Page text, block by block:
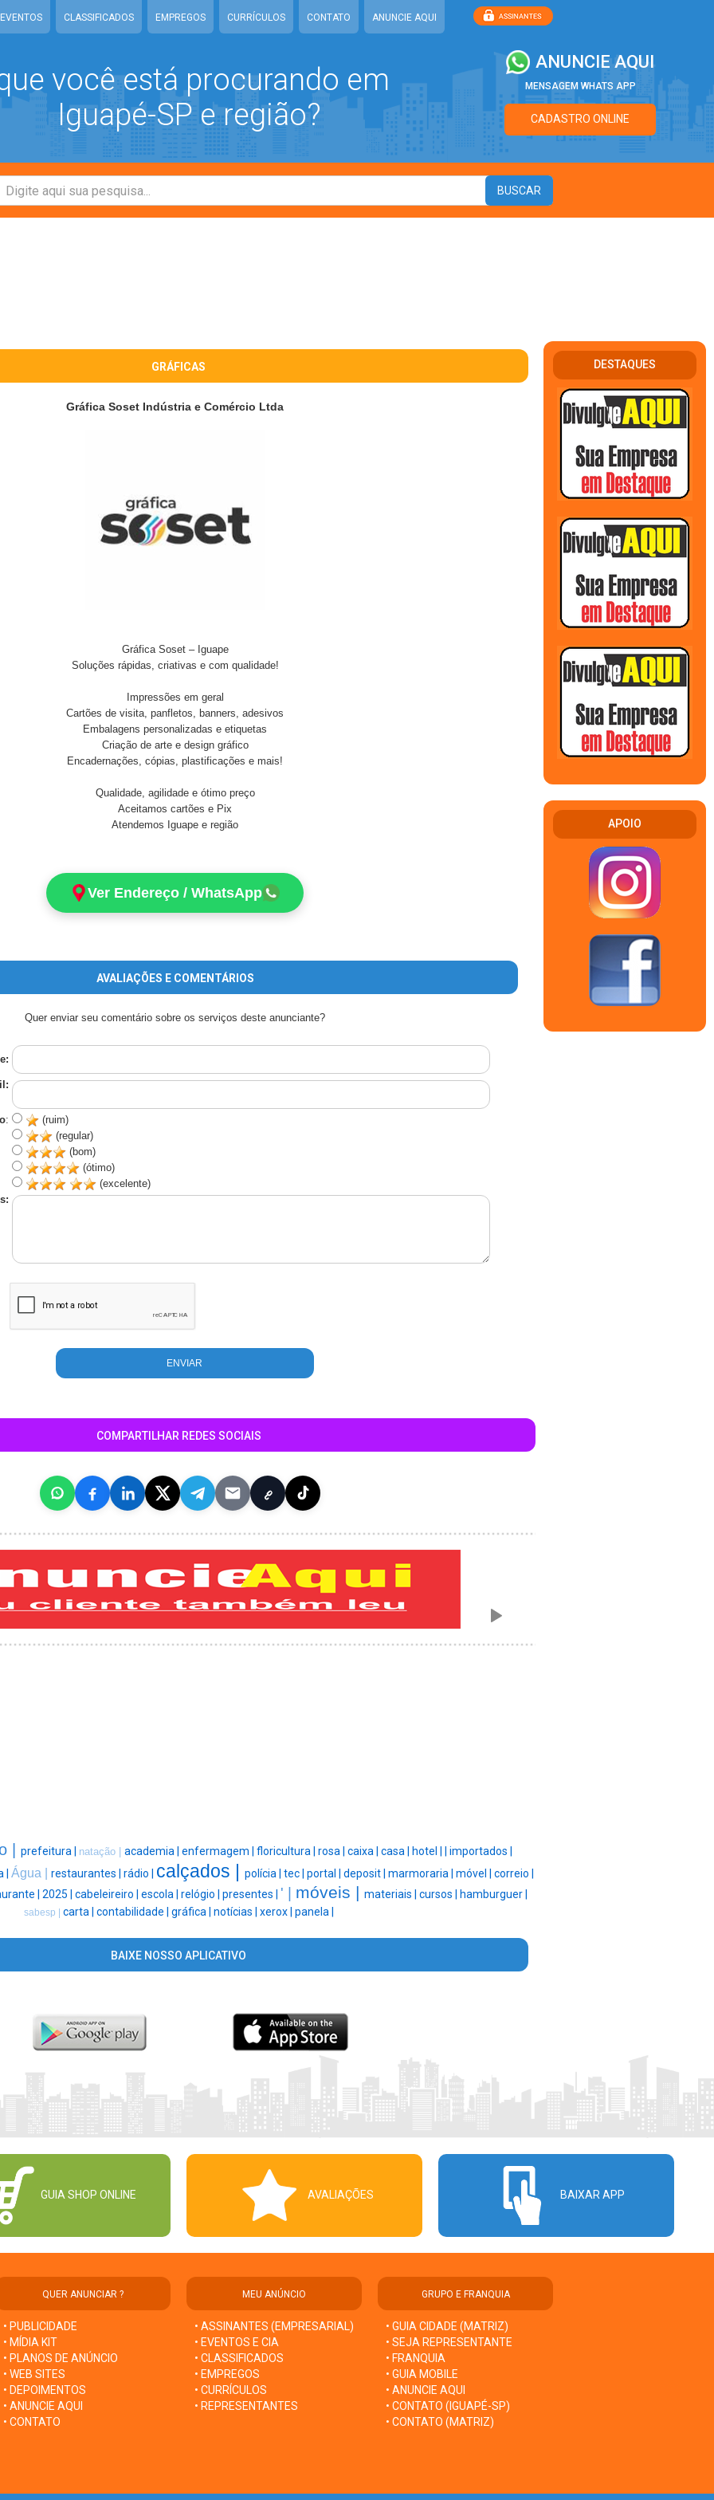
EVENTOS CLASSIFICADOS EMPREGOS CURRÍCULOS CONTATO ANUNCIE AQUI
você está procurando em
Iguapé-SP e região?
ANUNCIE AQUI
MENSAGEM WHATS APP
CADASTRO ONLINE
GRÁFICAS
Gráfica Soset Indústria e Comércio Ltda
Gráfica Soset – Iguape
Soluções rápidas, criativas e com qualidade!
Impressões em geral
Cartões de visita, panfletos, banners, adesivos
Embalagens personalizadas e etiquetas
Criação de arte e design gráfico
Encadernações, cópias, plastificações e mais!
Qualidade, agilidade e ótimo preço
Aceitamos cartões e Pix
Atendemos Iguape e região
Ver Endereço / WhatsApp
AVALIAÇÕES E COMENTÁRIOS
Quer enviar seu comentário sobre os serviços deste anunciante?
:
(ruim)
(regular)
(bom)
(ótimo)
(excelente)
COMPARTILHAR REDES SOCIAIS
| prefeitura | natação | academia | enfermagem | floricultura | rosa | caixa | casa | hotel |
importados |
| Água | restaurantes | rádio | calçados | polícia | tec | portal | deposit | marmoraria | móvel | correio |
| 2025 | cabeleireiro | escola | relógio | presentes | ' | móveis | materiais | cursos | hamburguer |
sabesp | carta | contabilidade | gráfica | notícias | xerox | panela |
BAIXE NOSSO APLICATIVO
DESTAQUES
APOIO
GUIA SHOP ONLINE AVALIAÇÕES BAIXAR APP
QUER ANUNCIAR ?
• PUBLICIDADE
• MÍDIA KIT
• PLANOS DE ANÚNCIO
• WEB SITES
• DEPOIMENTOS
• ANUNCIE AQUI
• CONTATO
MEU ANÚNCIO
• ASSINANTES (EMPRESARIAL)
• EVENTOS E CIA
• CLASSIFICADOS
• EMPREGOS
• CURRÍCULOS
• REPRESENTANTES
GRUPO E FRANQUIA
• GUIA CIDADE (MATRIZ)
• SEJA REPRESENTANTE
• FRANQUIA
• GUIA MOBILE
• ANUNCIE AQUI
• CONTATO (IGUAPÉ-SP)
• CONTATO (MATRIZ)